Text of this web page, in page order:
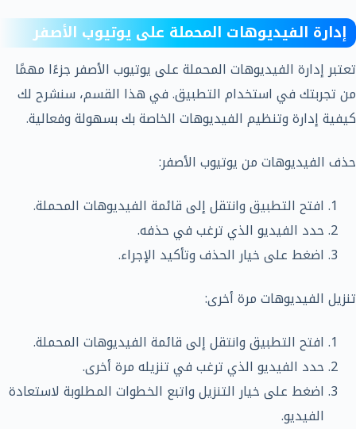
إدارة الفيديوهات المحملة على يوتيوب الأصفر
تعتبر إدارة الفيديوهات المحملة على يوتيوب الأصفر جزءًا مهمًا
من تجربتك في استخدام التطبيق. في هذا القسم، سنشرح لك
كيفية إدارة وتنظيم الفيديوهات الخاصة بك بسهولة وفعالية.
حذف الفيديوهات من يوتيوب الأصفر:
افتح التطبيق وانتقل إلى قائمة الفيديوهات المحملة.
حدد الفيديو الذي ترغب في حذفه.
اضغط على خيار الحذف وتأكيد الإجراء.
تنزيل الفيديوهات مرة أخرى:
افتح التطبيق وانتقل إلى قائمة الفيديوهات المحملة.
حدد الفيديو الذي ترغب في تنزيله مرة أخرى.
اضغط على خيار التنزيل واتبع الخطوات المطلوبة لاستعادة
الفيديو.